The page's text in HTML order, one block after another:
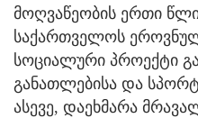
მოღვაწეობის ერთი
საქართველოს
სოციალური პროექტი
განათლებისა და
ასევე, დაეხმარა